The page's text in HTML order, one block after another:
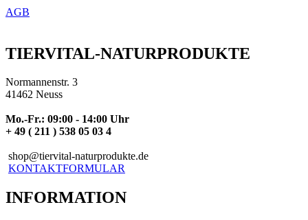
AGB
TIERVITAL-NATURPRODUKTE
Normannenstr. 3
41462 Neuss
Mo.-Fr.: 09:00 - 14:00 Uhr
+ 49 ( 211 ) 538 05 03 4
shop@tiervital-naturprodukte.de
KONTAKTFORMULAR
INFORMATION